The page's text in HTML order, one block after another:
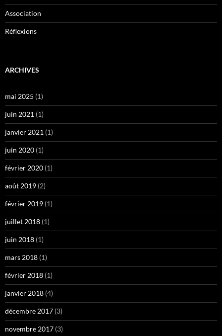
Association
Réflexions
ARCHIVES
mai 2025 (1)
juin 2021 (1)
janvier 2021 (1)
juin 2020 (1)
février 2020 (1)
août 2019 (2)
février 2019 (1)
juillet 2018 (1)
juin 2018 (1)
mars 2018 (1)
février 2018 (1)
janvier 2018 (4)
décembre 2017 (3)
novembre 2017 (3)